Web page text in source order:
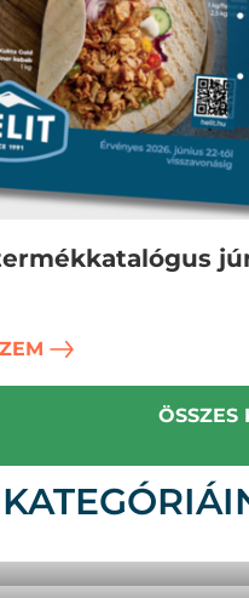
ÖSSZES
FAGYASZTOTT
SZÁRAZ